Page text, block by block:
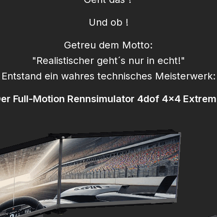
Und ob !
Getreu dem Motto:
"Realistischer geht´s nur in echt!"
Entstand ein wahres technisches Meisterwerk:
Full-Motion Rennsimulator 4dof 4x4